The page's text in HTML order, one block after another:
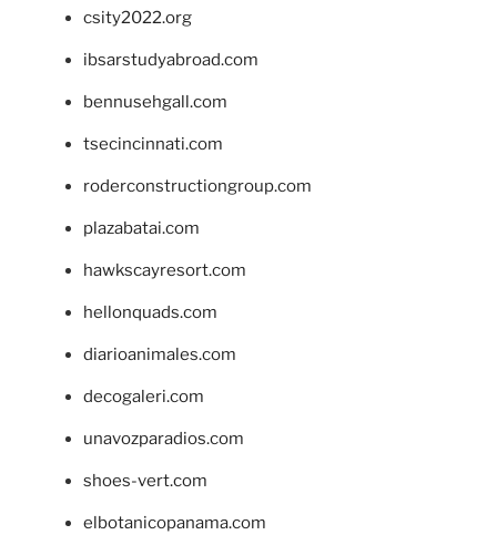
csity2022.org
ibsarstudyabroad.com
bennusehgall.com
tsecincinnati.com
roderconstructiongroup.com
plazabatai.com
hawkscayresort.com
hellonquads.com
diarioanimales.com
decogaleri.com
unavozparadios.com
shoes-vert.com
elbotanicopanama.com